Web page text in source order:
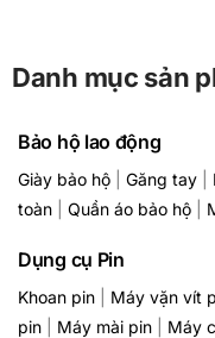
Danh mục sản
Bảo hộ lao động
Giày bảo hộ Găng tay
toàn
Quần áo bảo hộ
Dụng cụ Pin
Khoan pin Máy vặn vít
pin
Máy mài pin Máy